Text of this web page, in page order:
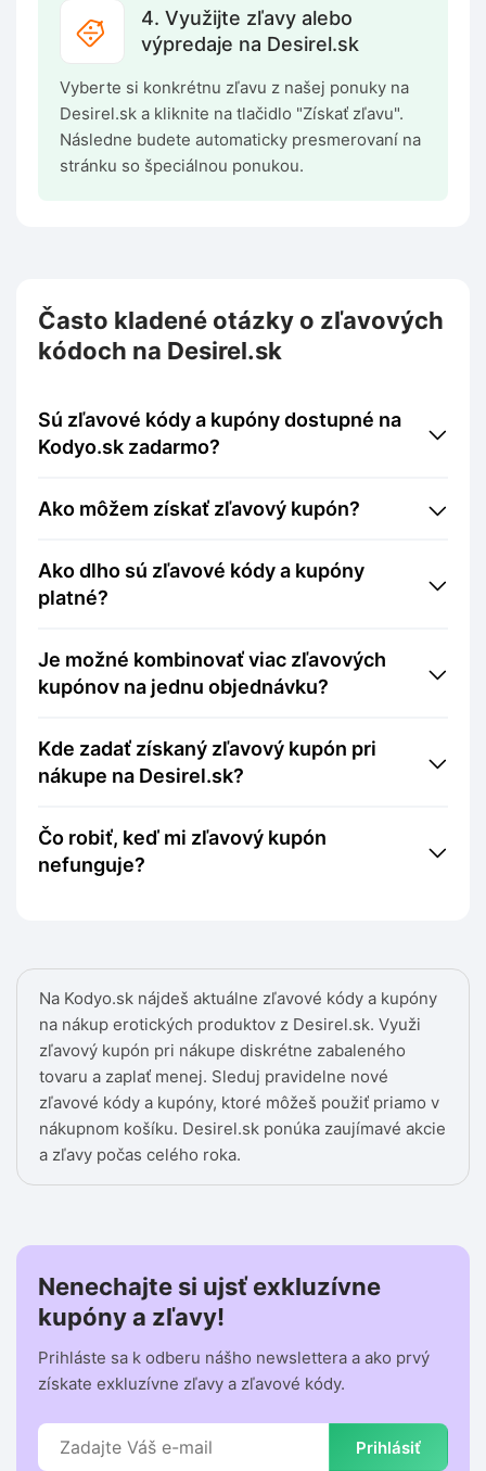
Na Kodyo.sk nájdeš aktuálne zľavové kódy a kupóny
na nákup erotických produktov z Desirel.sk. Využi
zľavový kupón pri nákupe diskrétne zabaleného
tovaru a zaplať menej. Sleduj pravidelne nové
zľavové kódy a kupóny, ktoré môžeš použiť priamo v
nákupnom košíku. Desirel.sk ponúka zaujímavé akcie
a zľavy počas celého roka.
4. Využijte zľavy alebo
výpredaje na Desirel.sk
Vyberte si konkrétnu zľavu z našej ponuky na
Desirel.sk a kliknite na tlačidlo "Získať zľavu".
Následne budete automaticky presmerovaní na
stránku so špeciálnou ponukou.
Často kladené otázky o zľavových
kódoch na Desirel.sk
Sú zľavové kódy a kupóny dostupné na
Kodyo.sk zadarmo?
Ako môžem získať zľavový kupón?
Ako dlho sú zľavové kódy a kupóny
platné?
Je možné kombinovať viac zľavových
kupónov na jednu objednávku?
Kde zadať získaný zľavový kupón pri
nákupe na Desirel.sk?
Čo robiť, keď mi zľavový kupón
nefunguje?
Nenechajte si ujsť exkluzívne
kupóny a zľavy!
Prihláste sa k odberu nášho newslettera a ako prvý
získate exkluzívne zľavy a zľavové kódy.
Prihlásiť